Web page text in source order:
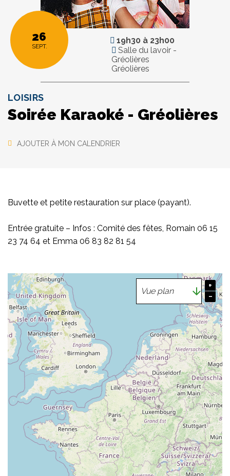
26
SEPT.
19h30 à 23h00
Salle du lavoir -
Gréolières
Gréolières
LOISIRS
Soirée Karaoké - Gréolières
AJOUTER À MON CALENDRIER
Buvette et petite restauration sur place (payant).
Entrée gratuite – Infos : Comité des fêtes, Romain 06 15
23 74 64 et Emma 06 83 82 81 54
+
−